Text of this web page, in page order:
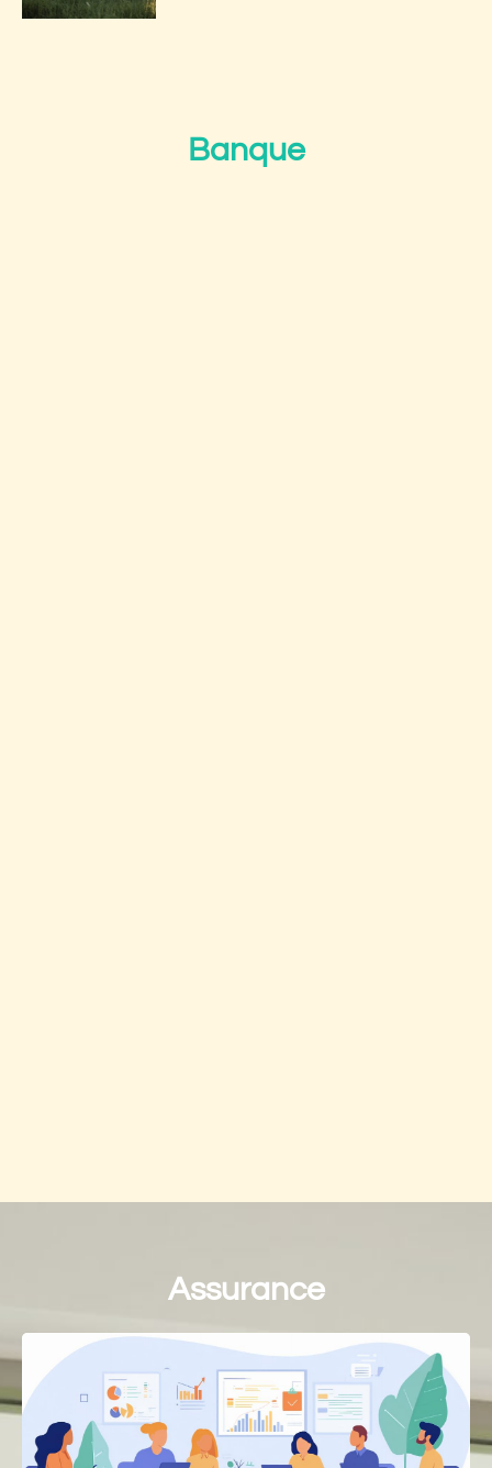
Banque
Assurance